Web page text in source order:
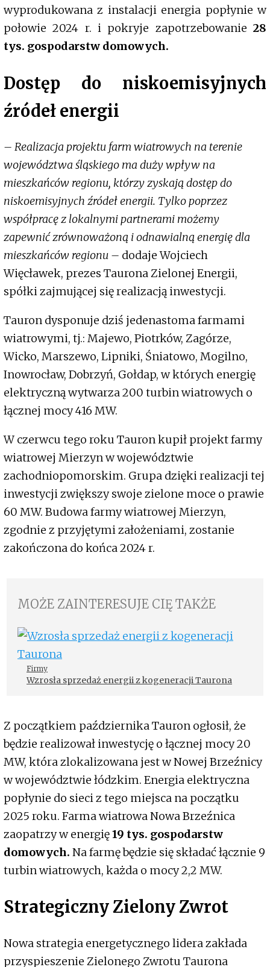
wyprodukowana z instalacji energia popłynie w
połowie 2024 r. i pokryje zapotrzebowanie 28
tys. gospodarstw domowych.
Dostęp do niskoemisyjnych
źródeł energii
– Realizacja projektu farm wiatrowych na terenie
województwa śląskiego ma duży wpływ na
mieszkańców regionu, którzy zyskają dostęp do
niskoemisyjnych źródeł energii. Tylko poprzez
współpracę z lokalnymi partnerami możemy
zapewnić zrównoważoną i odnawialną energię dla
mieszkańców regionu – dodaje Wojciech
Więcławek, prezes Taurona Zielonej Energii,
spółki zajmującej się realizacją inwestycji.
Tauron dysponuje dziś jedenastoma farmami
wiatrowymi, tj.: Majewo, Piotrków, Zagórze,
Wicko, Marszewo, Lipniki, Śniatowo, Mogilno,
Inowrocław, Dobrzyń, Gołdap, w których energię
elektryczną wytwarza 200 turbin wiatrowych o
łącznej mocy 416 MW.
W czerwcu tego roku Tauron kupił projekt farmy
wiatrowej Mierzyn w województwie
zachodniopomorskim. Grupa dzięki realizacji tej
inwestycji zwiększy swoje zielone moce o prawie
60 MW. Budowa farmy wiatrowej Mierzyn,
zgodnie z przyjętymi założeniami, zostanie
zakończona do końca 2024 r.
MOŻE ZAINTERESUJE CIĘ TAKŻE
Firmy
Wzrosła sprzedaż energii z kogeneracji Taurona
Z początkiem października Tauron ogłosił, że
będzie realizował inwestycję o łącznej mocy 20
MW, która zlokalizowana jest w Nowej Brzeźnicy
w województwie łódzkim. Energia elektryczna
popłynie do sieci z tego miejsca na początku
2025 roku. Farma wiatrowa Nowa Brzeźnica
zaopatrzy w energię19 tys. gospodarstw
domowych. Na farmę będzie się składać łącznie 9
turbin wiatrowych, każda o mocy 2,2 MW.
Strategiczny Zielony Zwrot
Nowa strategia energetycznego lidera zakłada
przyspieszenie Zielonego Zwrotu Taurona